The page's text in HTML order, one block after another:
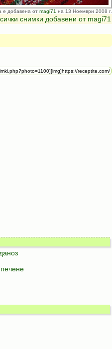
е добавена от magi71 на 13 Ноември 2008 г.
снимки добавени от magi71